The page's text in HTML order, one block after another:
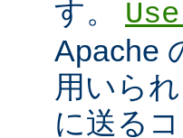
す。
Apache
用いら
に送る